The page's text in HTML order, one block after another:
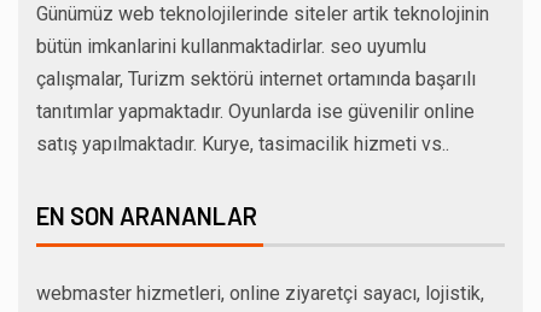
Günümüz web teknolojilerinde siteler artik teknolojinin
bütün imkanlarini kullanmaktadirlar. seo uyumlu
çalışmalar, Turizm sektörü internet ortamında başarılı
tanıtımlar yapmaktadır. Oyunlarda ise güvenilir online
satış yapılmaktadır. Kurye, tasimacilik hizmeti vs..
EN SON ARANANLAR
webmaster hizmetleri, online ziyaretçi sayacı, lojistik,